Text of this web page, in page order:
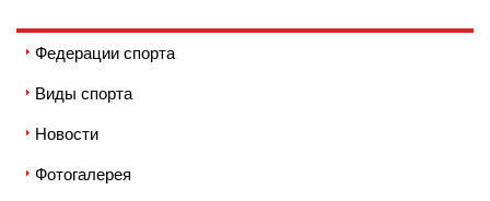
Федерации спорта
Виды спорта
Новости
Фотогалерея